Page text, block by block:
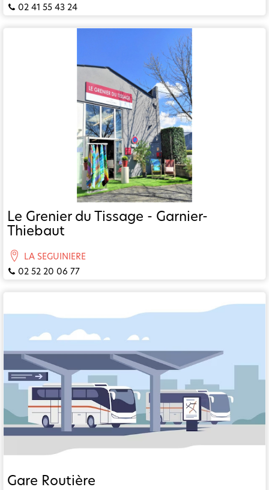
02 41 55 43 24
Le Grenier du Tissage - Garnier-
Thiebaut
LA SEGUINIERE
02 52 20 06 77
Gare Routière